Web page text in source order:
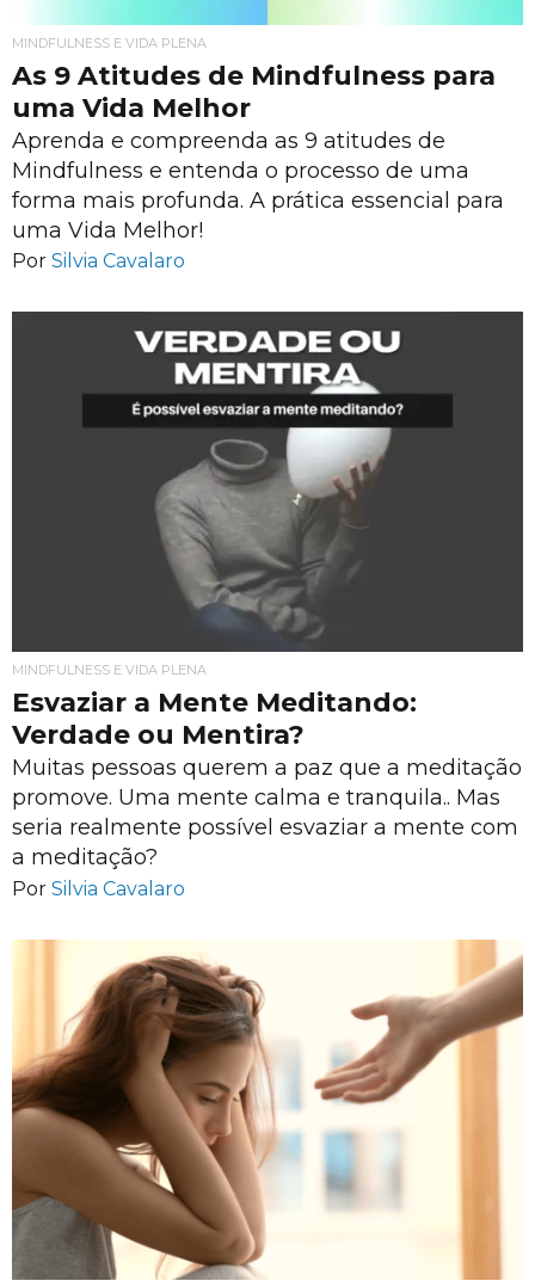
MINDFULNESS E VIDA PLENA
As 9 Atitudes de Mindfulness para
uma Vida Melhor
Aprenda e compreenda as 9 atitudes de
Mindfulness e entenda o processo de uma
forma mais profunda. A prática essencial para
uma Vida Melhor!
Por Silvia Cavalaro
MINDFULNESS E VIDA PLENA
Esvaziar a Mente Meditando:
Verdade ou Mentira?
Muitas pessoas querem a paz que a meditação
promove. Uma mente calma e tranquila.. Mas
seria realmente possível esvaziar a mente com
a meditação?
Por Silvia Cavalaro